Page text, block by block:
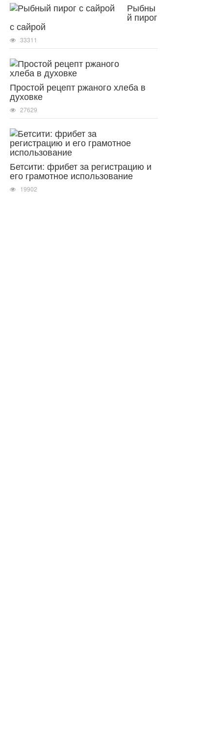
Рыбны
й пирог
с сайрой
33311
Простой рецепт ржаного хлеба в
духовке
27629
Бетсити: фрибет за регистрацию и
его грамотное использование
19902